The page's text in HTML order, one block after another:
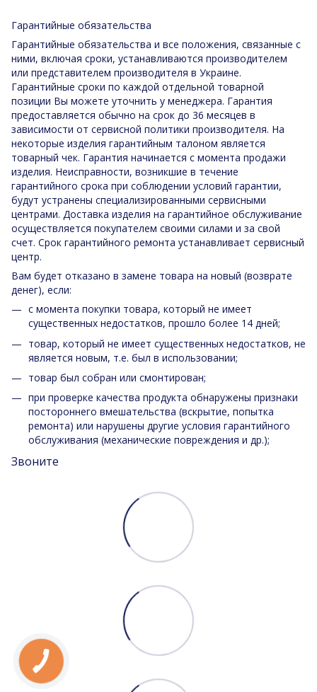
Гарантийные обязательства
Гарантийные обязательства и все положения, связанные с
ними, включая сроки, устанавливаются производителем
или представителем производителя в Украине.
Гарантийные сроки по каждой отдельной товарной
позиции Вы можете уточнить у менеджера. Гарантия
предоставляется обычно на срок до 36 месяцев в
зависимости от сервисной политики производителя. На
некоторые изделия гарантийным талоном является
товарный чек. Гарантия начинается с момента продажи
изделия. Неисправности, возникшие в течение
гарантийного срока при соблюдении условий гарантии,
будут устранены специализированными сервисными
центрами. Доставка изделия на гарантийное обслуживание
осуществляется покупателем своими силами и за свой
счет. Срок гарантийного ремонта устанавливает сервисный
центр.
Вам будет отказано в замене товара на новый (возврате
денег), если:
с момента покупки товара, который не имеет
существенных недостатков, прошло более 14 дней;
товар, который не имеет существенных недостатков, не
является новым, т.е. был в использовании;
товар был собран или смонтирован;
при проверке качества продукта обнаружены признаки
постороннего вмешательства (вскрытие, попытка
ремонта) или нарушены другие условия гарантийного
обслуживания (механические повреждения и др.);
Звоните